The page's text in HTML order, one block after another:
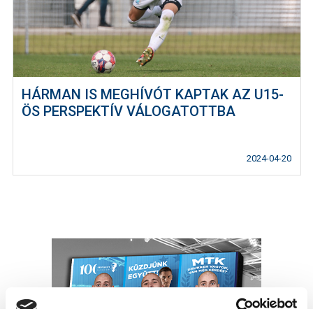
HÁRMAN IS MEGHÍVÓT KAPTAK AZ U15-
ÖS PERSPEKTÍV VÁLOGATOTTBA
2024-04-20